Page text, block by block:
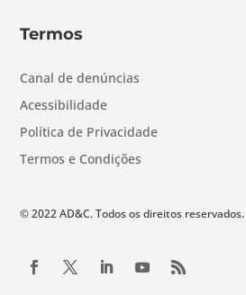
Termos
Canal de denúncias
Acessibilidade
Política de Privacidade
Termos e Condições
© 2022 AD&C. Todos os direitos reservados.